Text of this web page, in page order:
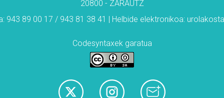
20800 - ZARAUTZ
943 89 00 17 / 943 81 38 41 | Helbide elektronikoa:
Codesyntaxek garatua